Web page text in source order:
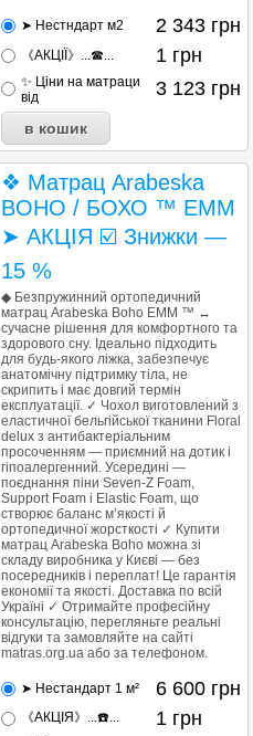
➤ Нестндарт м2 2 343 грн
《АКЦІЇ》...☎... 1 грн
✨ Ціни на матраци
від
3 123 грн
❖ Матрац Arabeska
BOHO / БОХО ™ ЕММ
➤ АКЦІЯ ☑️ Знижки —
15 %
◆ Безпружинний ортопедичний
матрац Arabeska Boho EMM ™ ↔
сучасне рішення для комфортного та
здорового сну. Ідеально підходить
для будь-якого ліжка, забезпечує
анатомічну підтримку тіла, не
скрипить і має довгий термін
експлуатації. ✓ Чохол виготовлений з
еластичної бельгійської тканини Floral
delux з антибактеріальним
просоченням — приємний на дотик і
гіпоалергенний. Усередині —
поєднання піни Seven-Z Foam,
Support Foam і Elastic Foam, що
створює баланс м’якості й
ортопедичної жорсткості ✓ Купити
матрац Arabeska Boho можна зі
складу виробника у Києві — без
посередників і переплат! Це гарантія
економії та якості. Доставка по всій
Україні ✓ Отримайте професійну
консультацію, перегляньте реальні
відгуки та замовляйте на сайті
matras.org.ua або за телефоном.
➤ Нестандарт 1 м² 6 600 грн
《АКЦІЯ》...☎️... 1 грн